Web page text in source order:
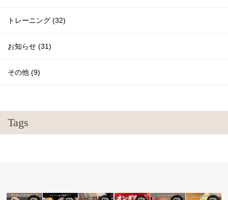
トレーニング (32)
お知らせ (31)
その他 (9)
Tags